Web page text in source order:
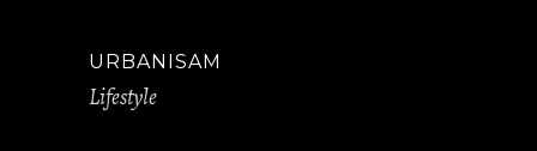
URBANISAM
Lifestyle